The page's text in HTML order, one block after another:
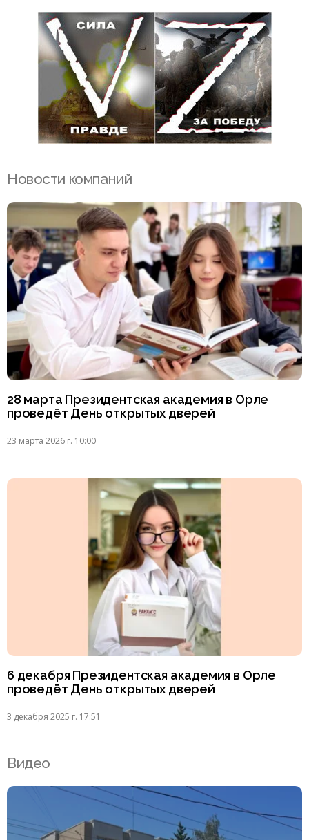
Новости компаний
28 марта Президентская академия в Орле
проведёт День открытых дверей
23 марта 2026 г. 10:00
6 декабря Президентская академия в Орле
проведёт День открытых дверей
3 декабря 2025 г. 17:51
Видео